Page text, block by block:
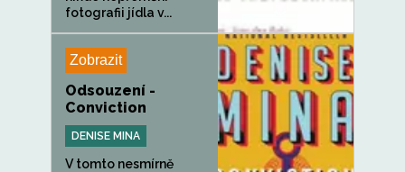
fotografii jídla v...
Zobrazit
Odsouzení -
Conviction
DENISE MINA
V tomto nesmírně